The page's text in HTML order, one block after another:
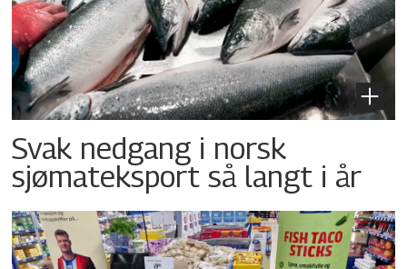
Svak nedgang i norsk
sjømateksport så langt i år